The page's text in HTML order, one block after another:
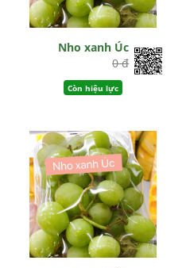
Nho xanh Úc
0 đ
Còn hiệu lực